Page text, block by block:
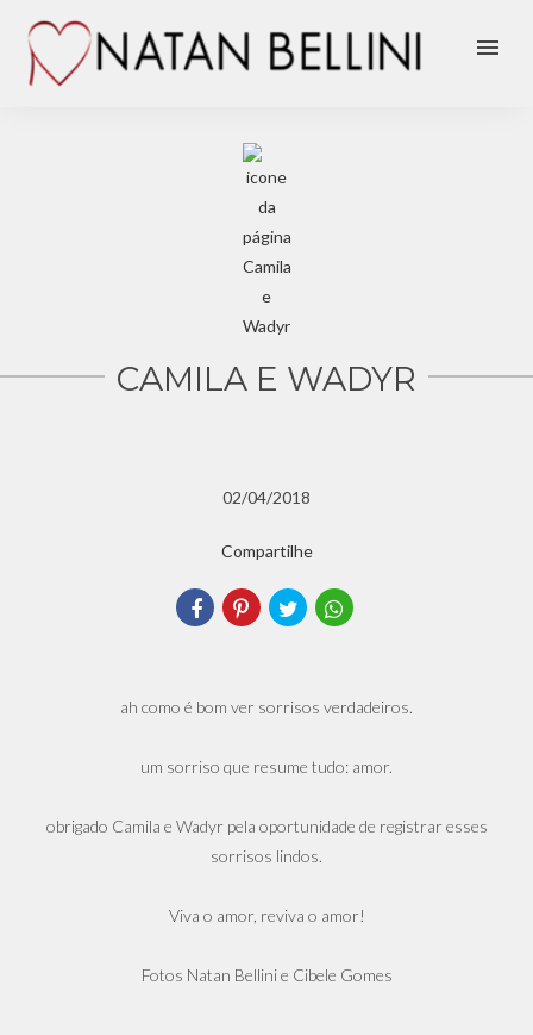
menu
CAMILA E WADYR
02/04/2018
Compartilhe
ah como é bom ver sorrisos verdadeiros.
um sorriso que resume tudo: amor.
obrigado Camila e Wadyr pela oportunidade de registrar esses
sorrisos lindos.
Viva o amor, reviva o amor!
Fotos Natan Bellini e Cibele Gomes